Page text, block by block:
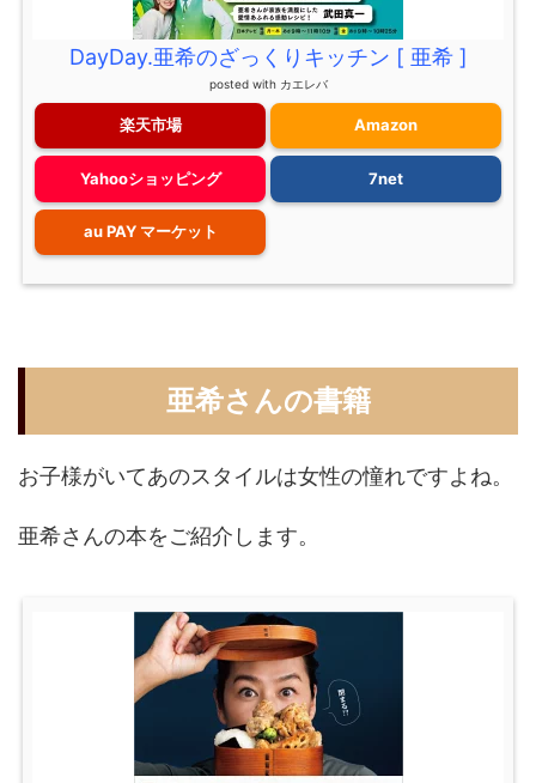
DayDay.亜希のざっくりキッチン [ 亜希 ]
posted with カエレバ
楽天市場 Amazon
Yahooショッピング 7net
au PAY マーケット
亜希さんの書籍
お子様がいてあのスタイルは女性の憧れですよね。
亜希さんの本をご紹介します。